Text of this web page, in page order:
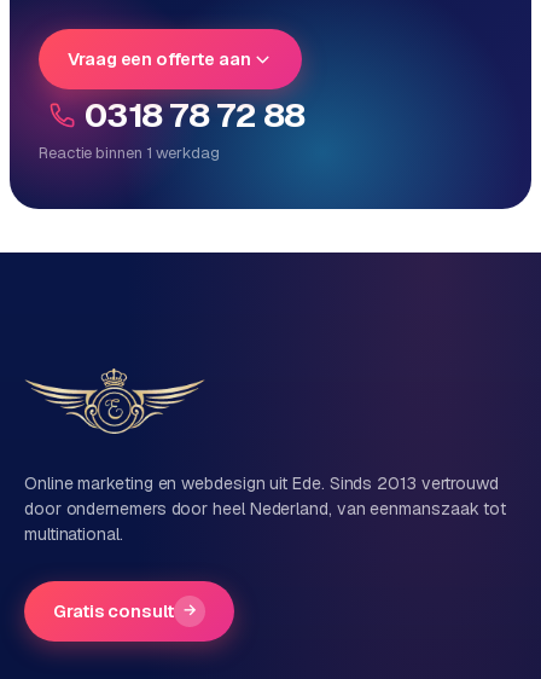
Vraag een offerte aan
0318 78 72 88
Reactie binnen 1 werkdag
Direct persoonlijk contact, geen ticketsysteem
Vertel ons over je project
Naam
Bedrijfsnaam
Telefoonnummer(optioneel)
Online marketing en webdesign uit Ede. Sinds 2013 vertrouwd
door ondernemers door heel Nederland, van eenmanszaak tot
multinational.
Gratis consult →